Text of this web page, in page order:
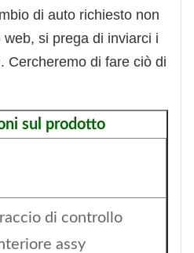
di auto richiesto non
si prega di inviarci i
Cercheremo di fare ciò di
sul prodotto
di controllo
assy